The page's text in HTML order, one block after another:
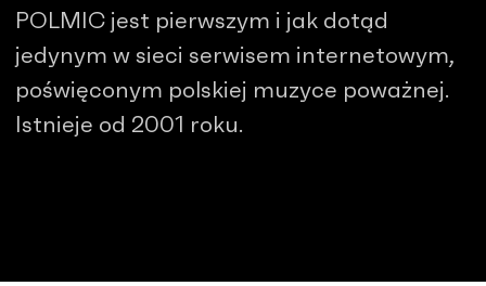
POLMIC jest pierwszym i jak dotąd
jedynym w sieci serwisem internetowym,
poświęconym polskiej muzyce poważnej.
Istnieje od 2001 roku.